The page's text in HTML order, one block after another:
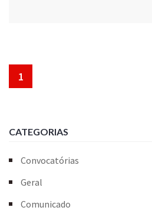
1
CATEGORIAS
Convocatórias
Geral
Comunicado